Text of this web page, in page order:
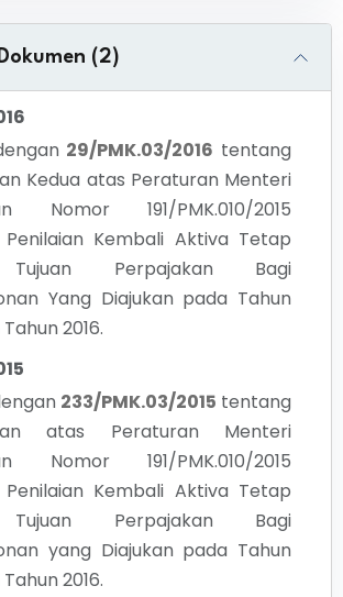
(2)
29/PMK.03/2016 tentang
Kedua atas Peraturan Menteri
Nomor 191/PMK.010/2015
Kembali Aktiva Tetap
Perpajakan Bagi
Yang Diajukan pada Tahun
2016.
233/PMK.03/2015 tentang
atas Peraturan Menteri
Nomor 191/PMK.010/2015
Kembali Aktiva Tetap
Perpajakan Bagi
yang Diajukan pada Tahun
2016.